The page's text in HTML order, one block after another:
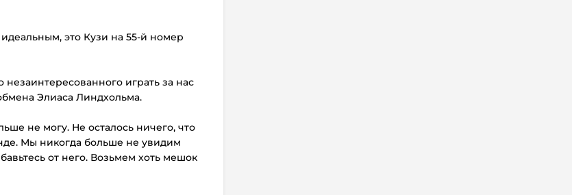
это Кузи на 55-й номер
незаинтересованного играть за нас
Элиаса Линдхольма.
не могу. Не осталось ничего, что
Мы никогда больше не увидим
от него. Возьмем хоть мешок